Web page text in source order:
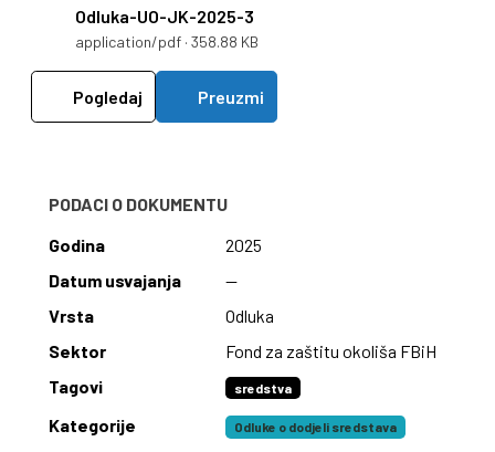
Odluka-UO-JK-2025-3
application/pdf · 358.88 KB
Pogledaj Preuzmi
PODACI O DOKUMENTU
Godina
2025
Datum usvajanja
—
Vrsta
Odluka
Sektor
Fond za zaštitu okoliša FBiH
Tagovi
sredstva
Kategorije Odluke o dodjeli sredstava